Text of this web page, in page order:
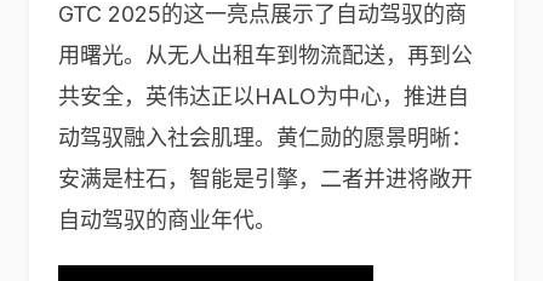
GTC 2025的这一亮点展示了自动驾驭的商
用曙光。从无人出租车到物流配送，再到公
共安全，英伟达正以HALO为中心，推进自
动驾驭融入社会肌理。黄仁勋的愿景明晰：
安满是柱石，智能是引擎，二者并进将敞开
自动驾驭的商业年代。